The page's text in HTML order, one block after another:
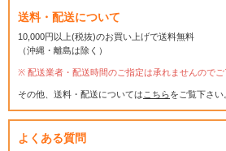
送料・配送について
10,000円以上(税抜)のお買い上げで送料無料
（沖縄・離島は除く）
配送業者・配送時間のご指定は承れませんのでご
その他、送料・配送については こちらをご覧下さい
よくある質問